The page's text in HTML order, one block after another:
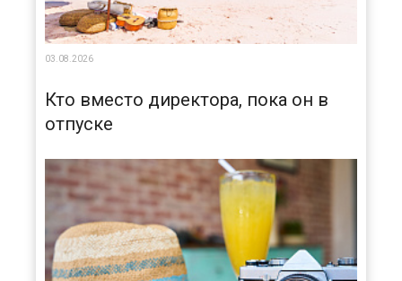
03.08.2026
Кто вместо директора, пока он в
отпуске